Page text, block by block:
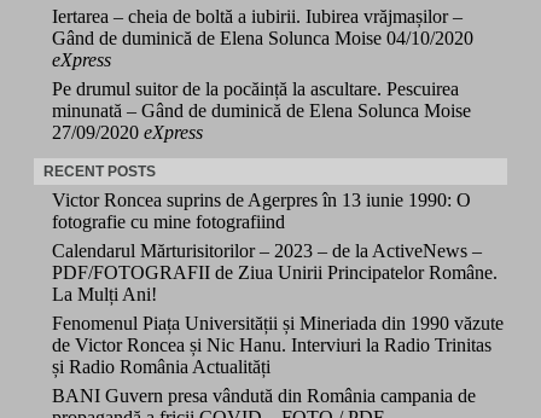
Iertarea – cheia de boltă a iubirii. Iubirea vrăjmașilor –
Gând de duminică de Elena Solunca Moise 04/10/2020
eXpress
Pe drumul suitor de la pocăință la ascultare. Pescuirea
minunată – Gând de duminică de Elena Solunca Moise
27/09/2020 eXpress
RECENT POSTS
Victor Roncea suprins de Agerpres în 13 iunie 1990: O
fotografie cu mine fotografiind
Calendarul Mărturisitorilor – 2023 – de la ActiveNews –
PDF/FOTOGRAFII de Ziua Unirii Principatelor Române.
La Mulți Ani!
Fenomenul Piața Universității și Mineriada din 1990 văzute
de Victor Roncea și Nic Hanu. Interviuri la Radio Trinitas
și Radio România Actualități
BANI Guvern presa vândută din România campania de